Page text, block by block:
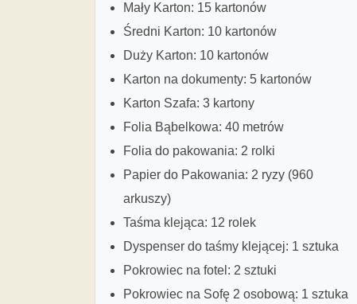
Mały Karton: 15 kartonów
Średni Karton: 10 kartonów
Duży Karton: 10 kartonów
Karton na dokumenty: 5 kartonów
Karton Szafa: 3 kartony
Folia Bąbelkowa: 40 metrów
Folia do pakowania: 2 rolki
Papier do Pakowania: 2 ryzy (960
arkuszy)
Taśma klejąca: 12 rolek
Dyspenser do taśmy klejącej: 1 sztuka
Pokrowiec na fotel: 2 sztuki
Pokrowiec na Sofę 2 osobową: 1 sztuka